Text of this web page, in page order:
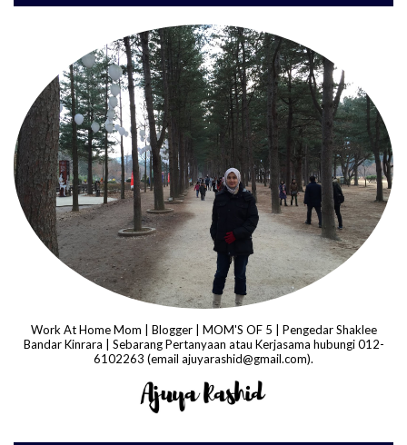
Work At Home Mom | Blogger | MOM'S OF 5 | Pengedar Shaklee
Bandar Kinrara | Sebarang Pertanyaan atau Kerjasama hubungi 012-
6102263 (email ajuyarashid@gmail.com).